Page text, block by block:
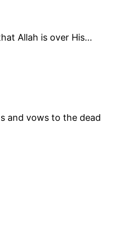
Allah is over His…
and vows to the dead